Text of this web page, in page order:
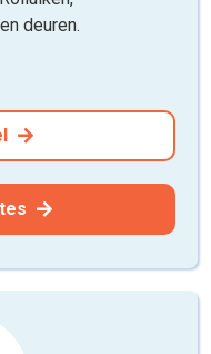
deuren.